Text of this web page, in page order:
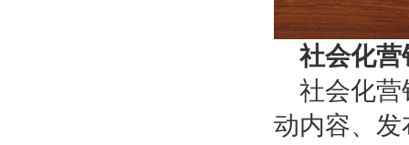
社会化营
社会化营
动内容、